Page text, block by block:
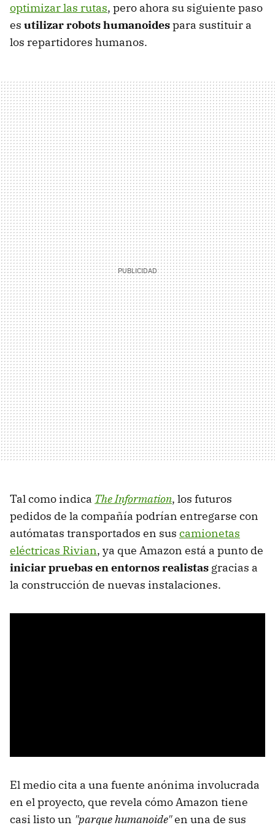
optimizar las rutas, pero ahora su siguiente paso
es utilizar robots humanoidespara sustituir a
los repartidores humanos.
Tal como indica The Information, los futuros
pedidos de la compañía podrían entregarse con
autómatas transportados en sus camionetas
eléctricas Rivian, ya que Amazon está a punto de
iniciar pruebas en entornos realistas gracias a
la construcción de nuevas instalaciones.
El medio cita a una fuente anónima involucrada
en el proyecto, que revela cómo Amazon tiene
casi listo un "parque humanoide"en una de sus